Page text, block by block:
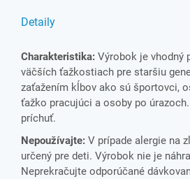
Detaily
Charakteristika: Výrobok je vhodný
väčších ťažkostiach pre staršiu
zaťažením kĺbov ako sú športovci,
ťažko pracujúci a osoby po
príchuť.
Nepoužívajte: V prípade alergie na
určený pre deti. Výrobok nie je
Neprekračujte odporúčané